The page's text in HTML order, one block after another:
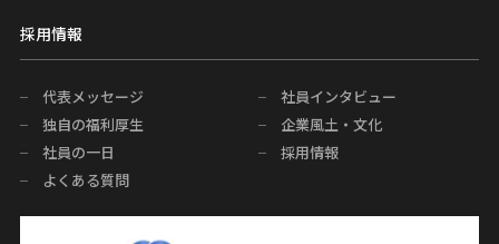
採用情報
代表メッセージ
社員インタビュー
独自の福利厚生
企業風土・文化
社員の一日
採用情報
よくある質問